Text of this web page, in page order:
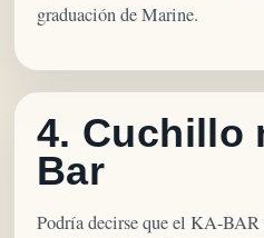
graduación de Marine.
4. Cuchillo
Bar
Podría decirse que el KA-BAR